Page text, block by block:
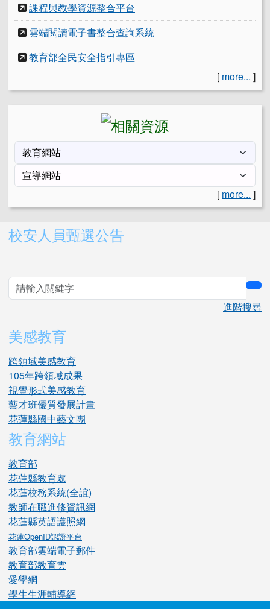
課程與教學資源整合平台
雲端閱讀電子書整合查詢系統
教育部全民安全指引專區
[ more... ]
[ more... ]
右邊區域內容
校安人員甄選公告
進階搜尋
美感教育
跨領域美感教育
105年跨領域成果
視覺形式美感教育
藝才班優質發展計畫
花蓮縣國中藝文團
教育網站
教育部
花蓮縣教育處
花蓮校務系統(全誼)
教師在職進修資訊網
花蓮縣英語護照網
花蓮OpenID認證平台
教育部雲端電子郵件
教育部教育雲
愛學網
學生生涯輔導網